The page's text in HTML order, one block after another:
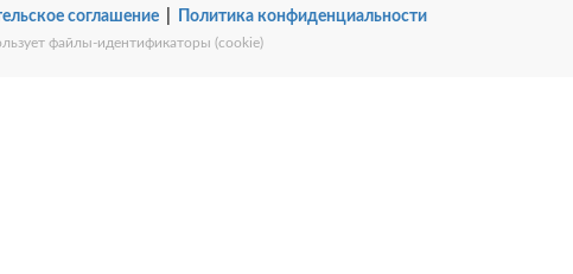
соглашение| Политика конфиденциальности
файлы-идентификаторы (cookie)